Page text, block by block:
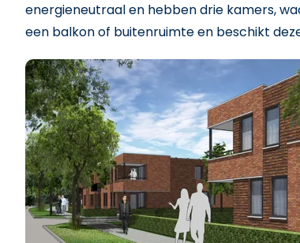
energieneutraal en hebben drie kamers,
een balkon of buitenruimte en beschikt